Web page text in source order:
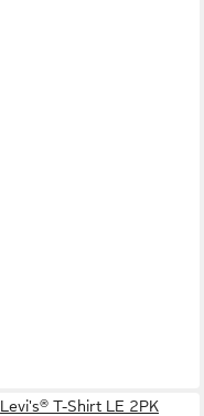
Levi's® T-Shirt LE 2PK